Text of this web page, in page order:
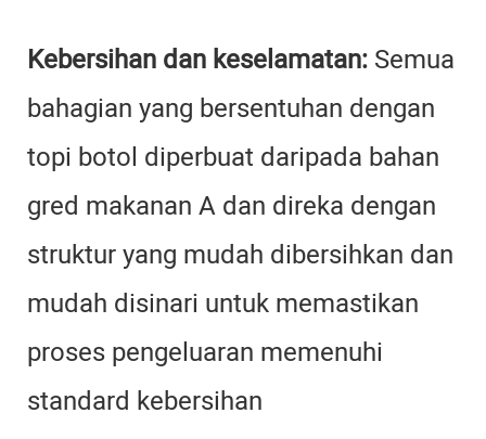
Kebersihan dan keselamatan: Semua
bahagian yang bersentuhan dengan
topi botol diperbuat daripada bahan
gred makanan A dan direka dengan
struktur yang mudah dibersihkan dan
mudah disinari untuk memastikan
proses pengeluaran memenuhi
standard kebersihan